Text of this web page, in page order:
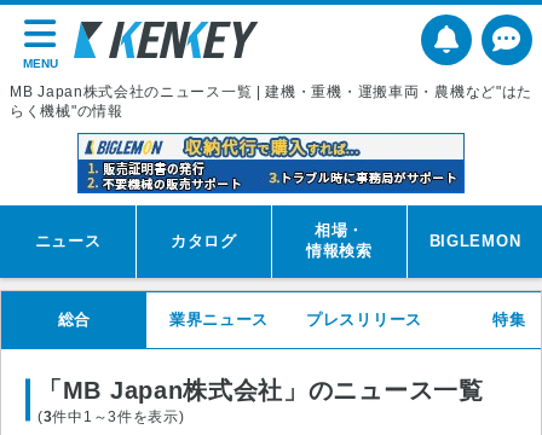
MENU
MB Japan株式会社のニュース一覧 | 建機・重機・運搬車両・農機など"はた
らく機械"の情報
ニュース カタログ
相場・
情報検索
BIGLEMON
総合 業界ニュース プレスリリース 特集
「MB Japan株式会社」のニュース一覧
(3件中1～3件を表示)